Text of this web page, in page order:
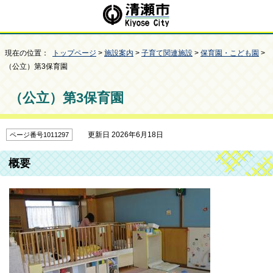
現在の位置： トップページ > 施設案内 > 子育て関連施設 > 保育園・こども園 >
（公立）第3保育園
（公立）第3保育園
ページ番号1011297 更新日 2026年6月18日
概要